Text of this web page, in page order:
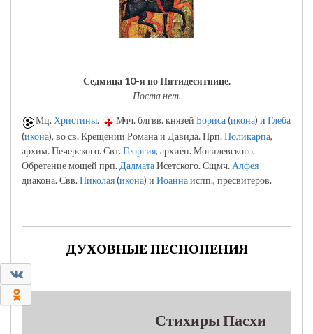
0
0
Седмица 10-я по Пятидесятнице.
Поста нет.
Мц. Христины. Мчч. блгвв. князей Бориса(икона) и Глеба
(икона), во св. Крещении Романа и Давида. Прп.Поликарпа,
архим. Печерского. Свт.Георгия, архиеп. Могилевского.
Обретение мощей прп. ДалматаИсетского. Сщмч. Алфея
диакона. Свв.Николая(икона) и Иоаннаиспп., пресвитеров.
ДУХОВНЫЕ ПЕСНОПЕНИЯ
Стихиры Пасхи